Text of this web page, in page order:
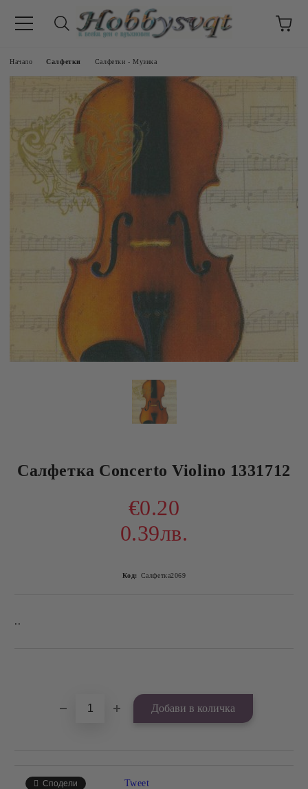
Начало Салфетки Салфетки - Музика
Салфетка Concerto Violino 1331712
€0.20
0.39лв.
Код: Салфетка2069
..
Сподели Tweet